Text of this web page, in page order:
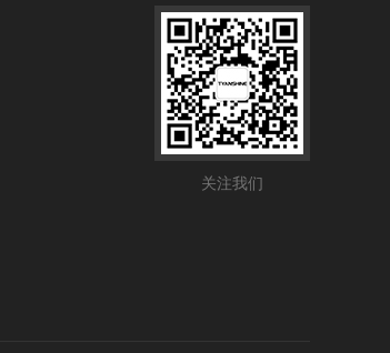
关注我们